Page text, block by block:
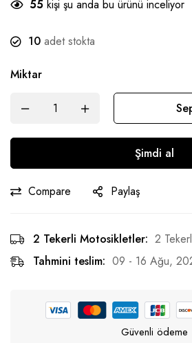
55 kişi şu anda bu ürünü inceliyor
10 adet stokta
Miktar
Şimdi al
Compare Paylaş
2 Tekerli Motosikletler: 2
Tahmini teslim: 09 - 16 Ağu,
Güvenli ödeme